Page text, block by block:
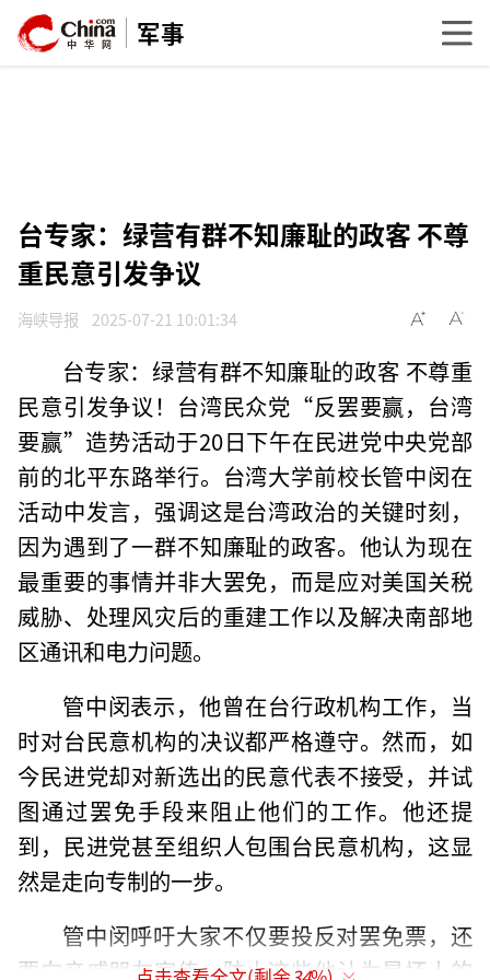
军事
台专家：绿营有群不知廉耻的政客 不尊
重民意引发争议
海峡导报 2025-07-21 10:01:34
台专家：绿营有群不知廉耻的政客 不尊重
民意引发争议！台湾民众党“反罢要赢，台湾
要赢”造势活动于20日下午在民进党中央党部
前的北平东路举行。台湾大学前校长管中闵在
活动中发言，强调这是台湾政治的关键时刻，
因为遇到了一群不知廉耻的政客。他认为现在
最重要的事情并非大罢免，而是应对美国关税
威胁、处理风灾后的重建工作以及解决南部地
区通讯和电力问题。
管中闵表示，他曾在台行政机构工作，当
时对台民意机构的决议都严格遵守。然而，如
今民进党却对新选出的民意代表不接受，并试
图通过罢免手段来阻止他们的工作。他还提
到，民进党甚至组织人包围台民意机构，这显
然是走向专制的一步。
管中闵呼吁大家不仅要投反对罢免票，还
要向亲戚朋友宣传，防止这些他认为是坏人的